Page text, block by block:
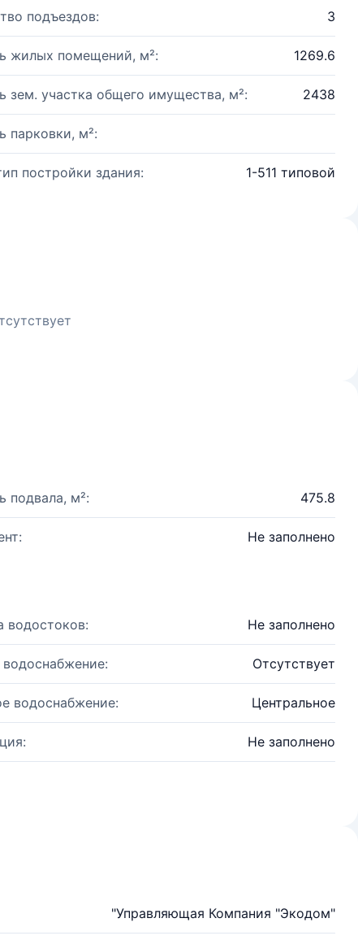
подъездов: 3
жилых помещений, м²: 1269.6
зем. участка общего имущества, м²: 2438
парковки, м²:
постройки здания: 1-511 типовой
подвала, м²: 475.8
Не заполнено
водостоков: Не заполнено
водоснабжение: Отсутствует
водоснабжение: Центральное
Не заполнено
"Управляющая Компания "Экодом"